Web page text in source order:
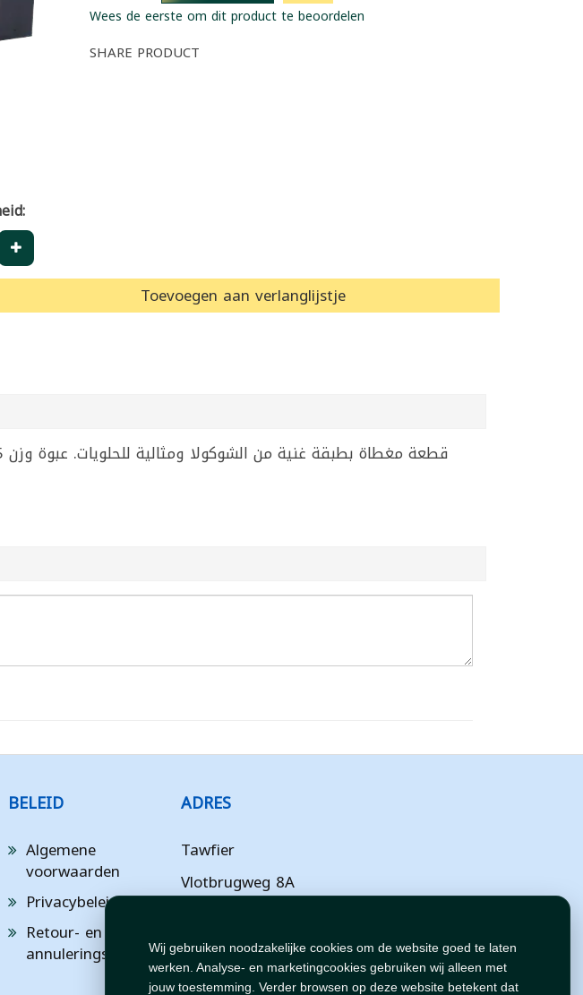
Wij gebruiken noodzakelijke cookies om de website goed te laten
werken. Analyse- en marketingcookies gebruiken wij alleen met
jouw toestemming. Verder browsen op deze website betekent dat
Wees de eerste om dit product te beoordelen
SHARE PRODUCT
Toevoegen aan verlanglijstje
BELEID
Algemene
voorwaarden
Privacybeleid
Retour- en
annuleringsbeleid
ADRES
Tawfier
Vlotbrugweg 8A
Flevoland
NL